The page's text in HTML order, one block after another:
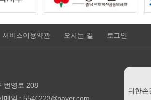
서비스이용약관 오시는 길 로그인
번영로 208
메일 : 5540223@naver.com
귀한손